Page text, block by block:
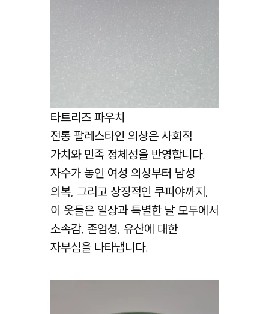
타트리즈 파우치
전통 팔레스타인 의상은 사회적
가치와 민족 정체성을 반영합니다.
자수가 놓인 여성 의상부터 남성
의복, 그리고 상징적인 쿠피야까지,
이 옷들은 일상과 특별한 날 모두에서
소속감, 존엄성, 유산에 대한
자부심을 나타냅니다.